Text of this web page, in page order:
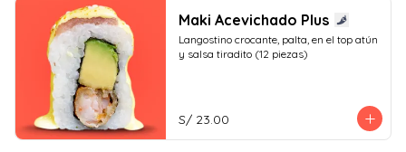
Maki Acevichado Plus
Langostino crocante, palta, en el top atún
y salsa tiradito (12 piezas)
S/ 23.00